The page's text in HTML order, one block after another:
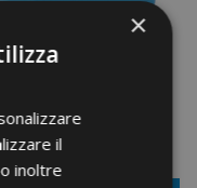
×
il
inoltre